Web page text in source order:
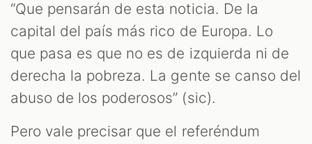
“Que pensarán de esta noticia. De la
capital del país más rico de Europa. Lo
que pasa es que no es de izquierda ni de
derecha la pobreza. La gente se canso del
abuso de los poderosos” (sic).
Pero vale precisar que el referéndum